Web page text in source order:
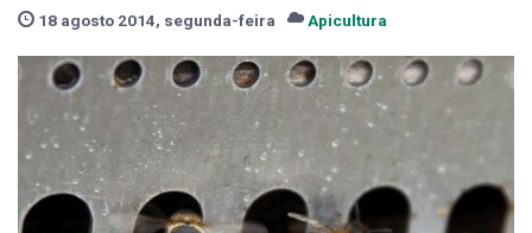
18 agosto 2014, segunda-feira Apicultura